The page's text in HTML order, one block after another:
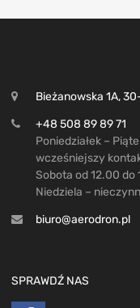
Bieżanowska 1A,
+48 508 89 89 71
Poniedziałek –
wcześniejszy
Sobota od 12.00
Niedziela –
biuro@aerodron.pl
SPRAWDŹ NAS